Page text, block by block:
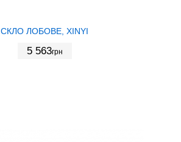
СКЛО ЛОБОВЕ, XINYI
5 563грн